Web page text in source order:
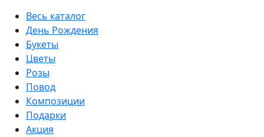
Весь каталог
День Рождения
Букеты
Цветы
Розы
Повод
Композиции
Подарки
Акция